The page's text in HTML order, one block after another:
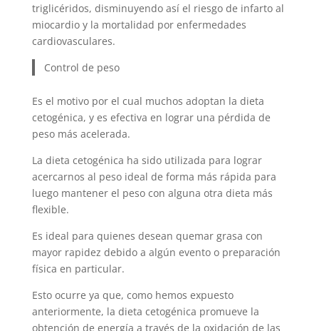
triglicéridos, disminuyendo así el riesgo de infarto al
miocardio y la mortalidad por enfermedades
cardiovasculares.
Control de peso
Es el motivo por el cual muchos adoptan la dieta
cetogénica, y es efectiva en lograr una pérdida de
peso más acelerada.
La dieta cetogénica ha sido utilizada para lograr
acercarnos al peso ideal de forma más rápida para
luego mantener el peso con alguna otra dieta más
flexible.
Es ideal para quienes desean quemar grasa con
mayor rapidez debido a algún evento o preparación
física en particular.
Esto ocurre ya que, como hemos expuesto
anteriormente, la dieta cetogénica promueve la
obtención de energía a través de la oxidación de las